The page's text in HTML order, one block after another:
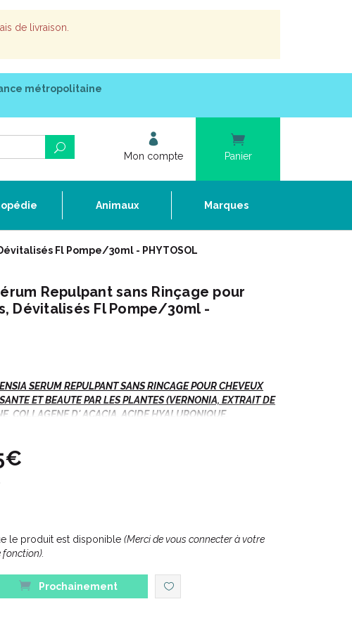
de livraison.
métropolitaine
Mon compte Panier
Animaux Marques
Fl Pompe/30ml - PHYTOSOL
Repulpant sans Rinçage pour
Dévitalisés Fl Pompe/30ml -
SERUM REPULPANT SANS RINCAGE POUR CHEVEUX
ET BEAUTE PAR LES PLANTES (VERNONIA, EXTRAIT DE
COLLAGENE D' ACACIA, ACIDE HYALURONIQUE,
MARIE) - Fl Pompe/30ml
fortifiante sur cuir chevelu pour cheveux affinés, dévitalisés.
le produit est disponible (Merci de vous connecter à votre
Prochainement